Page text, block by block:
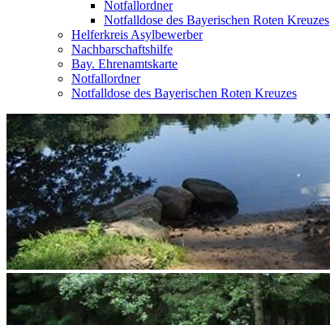
Notfallordner
Notfalldose des Bayerischen Roten Kreuzes
Helferkreis Asylbewerber
Nachbarschaftshilfe
Bay. Ehrenamtskarte
Notfallordner
Notfalldose des Bayerischen Roten Kreuzes